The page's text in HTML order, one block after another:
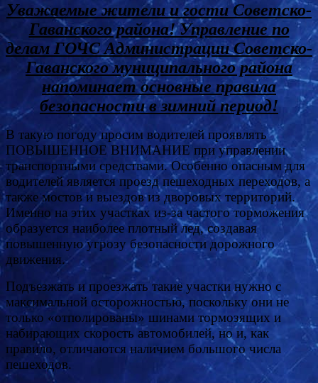
Уважаемые жители и гости Советско-
Гаванского района! Управление по
делам ГОЧС Администрации Советско-
Гаванского муниципального района
напоминает основные правила
безопасности в зимний период!
В такую погоду просим водителей проявлять
ПОВЫШЕННОЕ ВНИМАНИЕ при управлении
транспортными средствами. Особенно опасным для
водителей является проезд пешеходных переходов, а
также мостов и выездов из дворовых территорий.
Именно на этих участках из-за частого торможения
образуется наиболее плотный лед, создавая
повышенную угрозу безопасности дорожного
движения.
Подъезжать и проезжать такие участки нужно с
максимальной осторожностью, поскольку они не
только «отполированы» шинами тормозящих и
набирающих скорость автомобилей, но и, как
правило, отличаются наличием большого числа
пешеходов.